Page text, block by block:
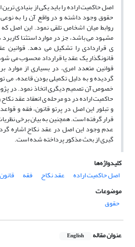
اصل حاکمیت اراده را باید یکی از بنیادی
حقوق وجود داشته و در واقع آن را به
روابط میان اشخاص تلقی نمود. این اصل که
مشهود می باشد، جز در موارد استثنا
ی قراردادی را تشکیل می دهد. قوانین
قانونگذار یک عقد یا قرارداد محسوب می
قوانین متعدد امری، در بسیاری از موارد
گردیده و به دلیل تکمیلی بودن قاعده، می
خصوص آن تصمیم دیگری اتخاذ نمود. در
حاکمیت اراده در دو مرحله ی انعقاد عقد نکاح
و تبلور این اصل در پرتو قانون، فقه و
قرار گرفته است. همچنین به بیان برخی
عدم وجود این اصل در عقد نکاح اشاره
گیری از بحث مذکور پرداخته شده است.
کلیدواژه‌ها
اصل حاکمیت اراده
عقد نکاح فقه قانون
موضوعات
حقوق
عنوان مقاله English